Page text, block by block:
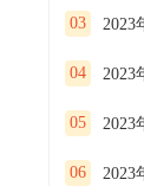
03
04
05
06